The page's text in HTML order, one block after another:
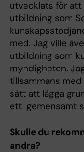
utvecklats för att
utbildning som
med. Jag ville
utbildning som
myndigheten.
tillsammans
sätt att lägga
ett gemensamt
Skulle du
andra?